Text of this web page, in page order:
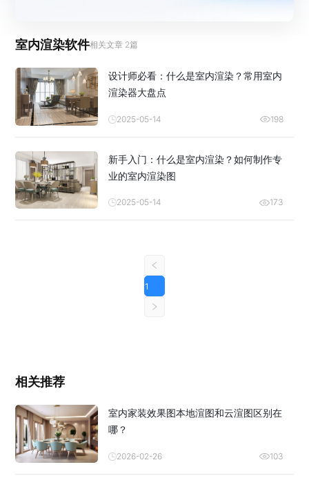
室内渲染软件相关文章 2篇
设计师必看：什么是室内渲染？常用室内
渲染器大盘点
2025-05-14 198
新手入门：什么是室内渲染？如何制作专
业的室内渲染图
2025-05-14 173
1
相关推荐
室内家装效果图本地渲图和云渲图区别在
哪？
2026-02-26 103